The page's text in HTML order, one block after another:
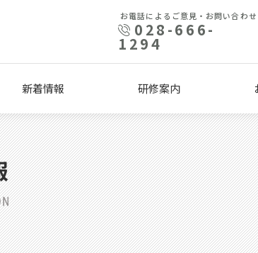
新着情報 研修案内
お電話によるご意見・お問い合わせ
028-666-
1294